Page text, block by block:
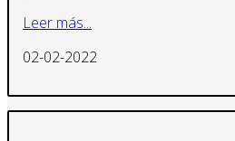
Leer más...
02-02-2022